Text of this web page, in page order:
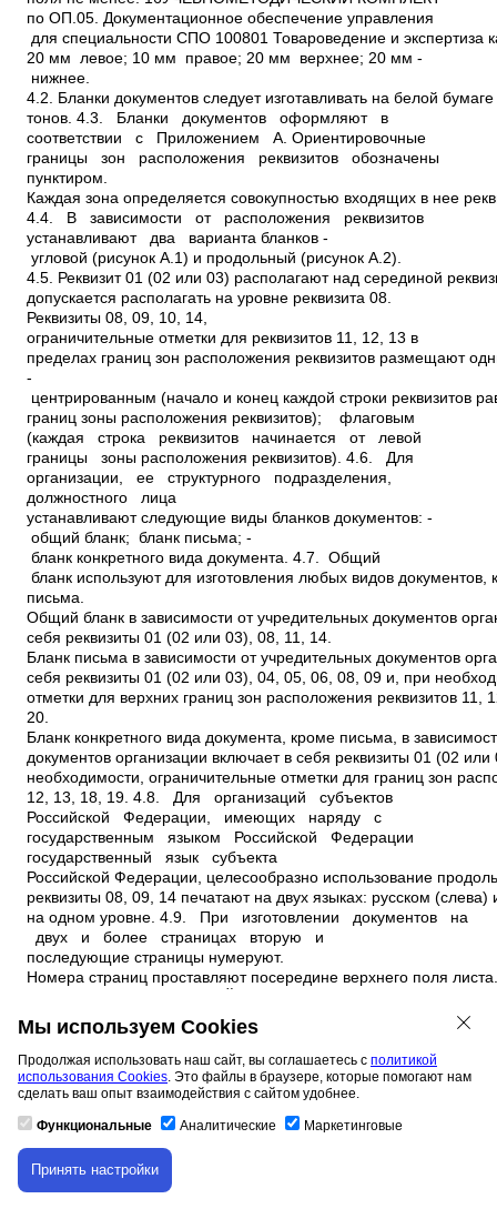
Скачивание материала доступно только для
авторизованных пользователей.
Мы используем Cookies
Продолжая использовать наш сайт, вы соглашаетесь с политикой
использования Cookies. Это файлы в браузере, которые помогают нам
сделать ваш опыт взаимодействия с сайтом удобнее.
Функциональные Аналитические Маркетинговые
Принять настройки